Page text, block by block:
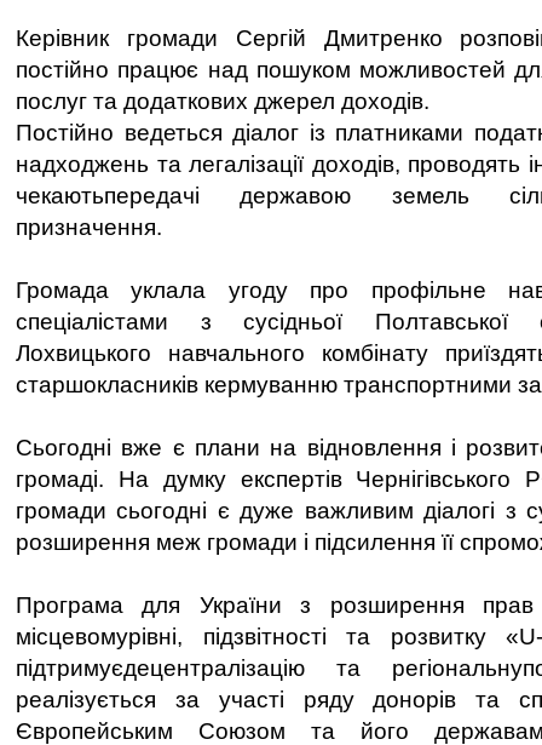
Керівник громади Сергій Дмитренко
постійно працює над пошуком можливостей
послуг та додаткових джерел доходів.
Постійно ведеться діалог із платниками
надходжень та легалізації доходів, проводять
чекаютьпередачі державою земель
призначення.
Громада уклала угоду про профільне
спеціалістами з сусідньої Полтавської
Лохвицького навчального комбінату
старшокласників кермуванню транспортними
Сьогодні вже є плани на відновлення і
громаді. На думку експертів Чернігівського
громади сьогодні є дуже важливим діалогі з
розширення меж громади і підсилення її
Програма для України з розширення
місцевомурівні, підзвітності та розвитку
підтримуєдецентралізацію та
реалізується за участі ряду донорів та
Європейським Союзом та його